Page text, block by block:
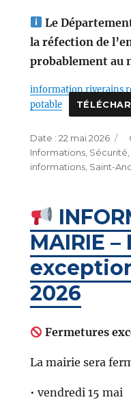
Le
la réfection de
probablement au
information riverains
potable
Publié
le
22 mai 2026
Informations, Sécurité
informations, Saint-
MAIRIE
2026
Fermetures
La mairie sera
• vendredi 15 mai